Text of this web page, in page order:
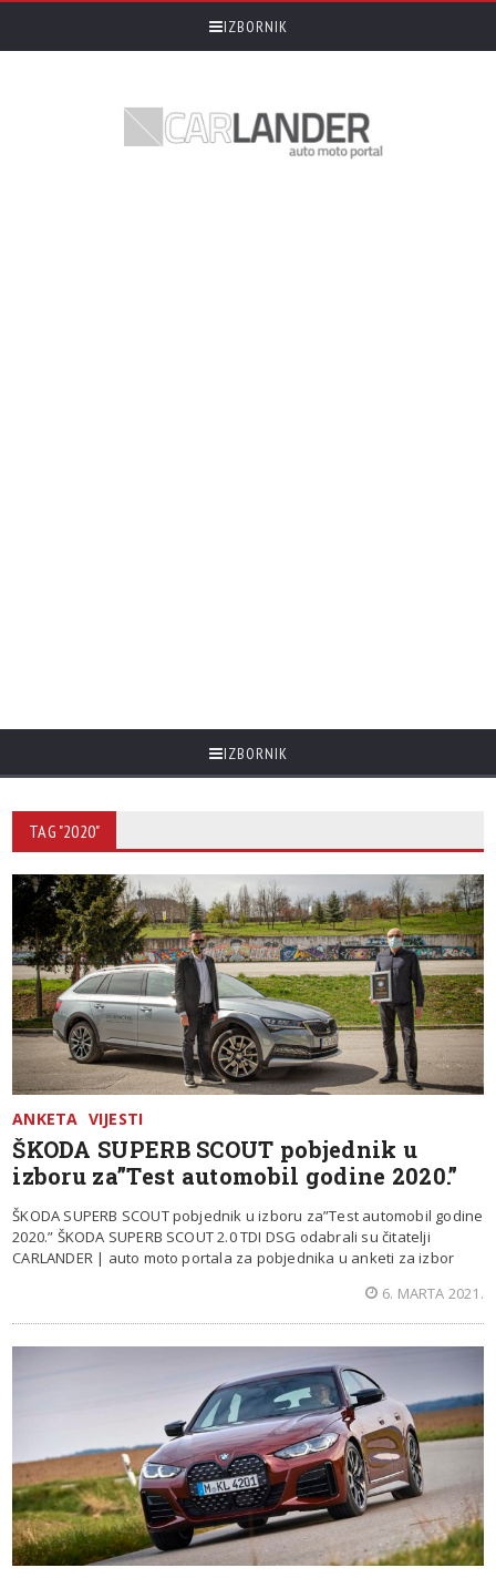
IZBORNIK
IZBORNIK
TAG "2020"
ANKETA VIJESTI
ŠKODA SUPERB SCOUT pobjednik u
izboru za”Test automobil godine 2020.”
ŠKODA SUPERB SCOUT pobjednik u izboru za”Test automobil godine
2020.” ŠKODA SUPERB SCOUT 2.0 TDI DSG odabrali su čitatelji
CARLANDER | auto moto portala za pobjednika u anketi za izbor
6. MARTA 2021.